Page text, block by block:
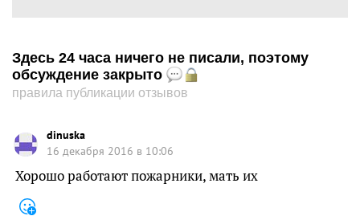
Здесь 24 часа ничего не писали, поэтому
обсуждение закрыто
правила публикации отзывов
dinuska
16 декабря 2016 в 10:06
Хорошо работают пожарники, мать их